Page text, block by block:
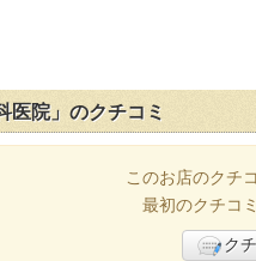
医院」のクチコミ
このお店のクチ
最初のクチコ
ク